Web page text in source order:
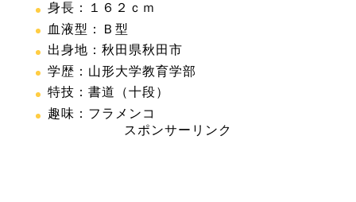
身長：１６２ｃｍ
血液型：Ｂ型
出身地：秋田県秋田市
学歴：山形大学教育学部
特技：書道（十段）
趣味：フラメンコ
スポンサーリンク